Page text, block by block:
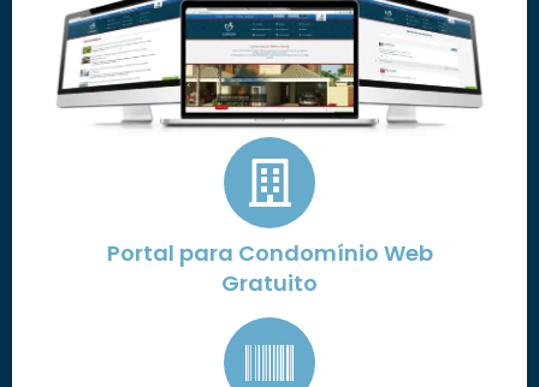
Portal para Condomínio Web
Gratuito